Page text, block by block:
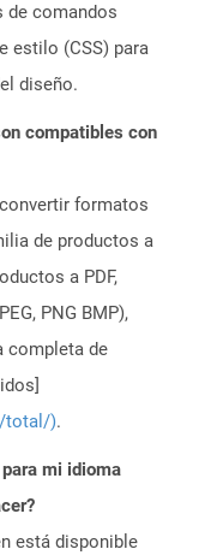
de comandos
estilo (CSS) para
diseño.
compatibles con
formatos
de productos a
a PDF,
PNG BMP),
completa de
total/).
mi idioma
está disponible